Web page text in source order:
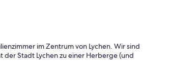
im Zentrum von Lychen. Wir sind
Stadt Lychen zu einer Herberge (und